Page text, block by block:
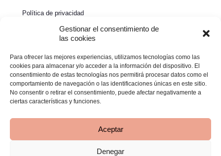
Gestionar el consentimiento de
las cookies
Para ofrecer las mejores experiencias, utilizamos tecnologías como las
cookies para almacenar y/o acceder a la información del dispositivo. El
consentimiento de estas tecnologías nos permitirá procesar datos como el
comportamiento de navegación o las identificaciones únicas en este sitio.
No consentir o retirar el consentimiento, puede afectar negativamente a
ciertas características y funciones.
Aceptar
Denegar
Política de privacidad
Política de cookies
Declaración de accesibilidad